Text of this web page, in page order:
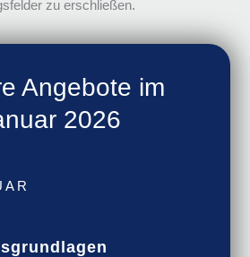
zu erschließen.
Angebote im
2026